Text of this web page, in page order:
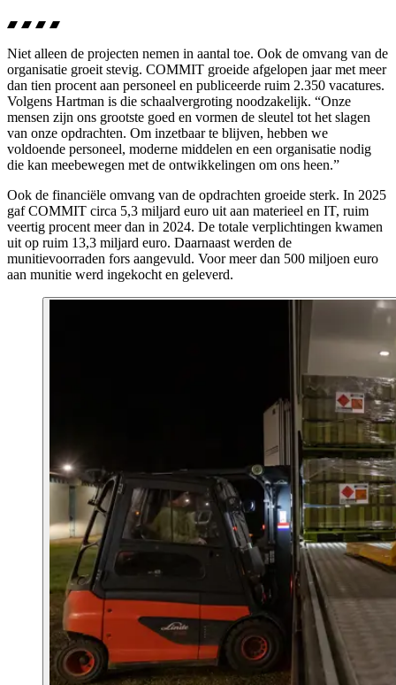
Niet alleen de projecten nemen in aantal toe. Ook de omvang van de
organisatie groeit stevig. COMMIT groeide afgelopen jaar met meer
dan tien procent aan personeel en publiceerde ruim 2.350 vacatures.
Volgens Hartman is die schaalvergroting noodzakelijk. “Onze
mensen zijn ons grootste goed en vormen de sleutel tot het slagen
van onze opdrachten. Om inzetbaar te blijven, hebben we
voldoende personeel, moderne middelen en een organisatie nodig
die kan meebewegen met de ontwikkelingen om ons heen.”
Ook de financiële omvang van de opdrachten groeide sterk. In 2025
gaf COMMIT circa 5,3 miljard euro uit aan materieel en IT, ruim
veertig procent meer dan in 2024. De totale verplichtingen kwamen
uit op ruim 13,3 miljard euro. Daarnaast werden de
munitievoorraden fors aangevuld. Voor meer dan 500 miljoen euro
aan munitie werd ingekocht en geleverd.